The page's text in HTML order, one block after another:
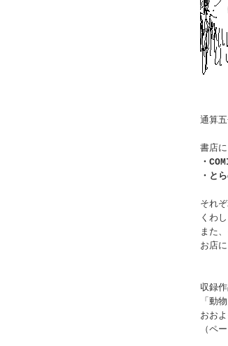
通算
書店
・
・と
それ
くわ
また
お店
収録
「動
おお
（ペ